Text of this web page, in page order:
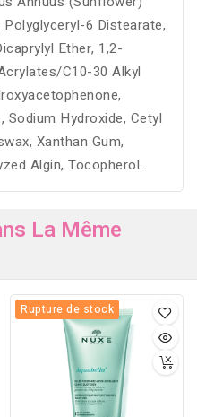
Polyglyceryl-6 Distearate,
Ether, 1,2-
C10-30 Alkyl
Hydroxide, Cetyl
Xanthan Gum,
Algin, Tocopherol.
La Même
Rupture de stock